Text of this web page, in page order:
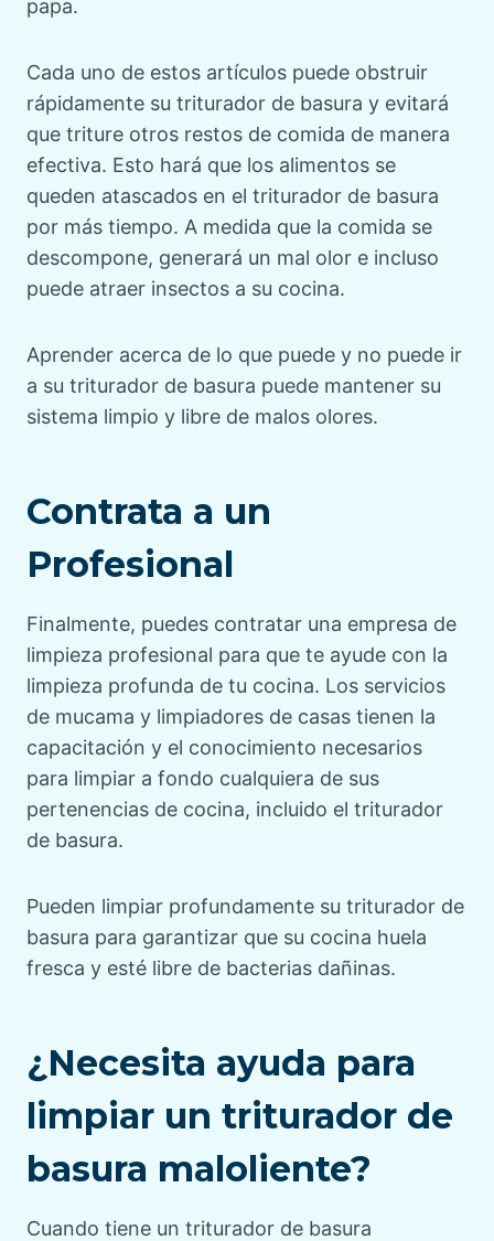
papa.
Cada uno de estos artículos puede obstruir
rápidamente su triturador de basura y evitará
que triture otros restos de comida de manera
efectiva. Esto hará que los alimentos se
queden atascados en el triturador de basura
por más tiempo. A medida que la comida se
descompone, generará un mal olor e incluso
puede atraer insectos a su cocina.
Aprender acerca de lo que puede y no puede ir
a su triturador de basura puede mantener su
sistema limpio y libre de malos olores.
Contrata a un
Profesional
Finalmente, puedes contratar una empresa de
limpieza profesional para que te ayude con la
limpieza profunda de tu cocina. Los servicios
de mucama y limpiadores de casas tienen la
capacitación y el conocimiento necesarios
para limpiar a fondo cualquiera de sus
pertenencias de cocina, incluido el triturador
de basura.
Pueden limpiar profundamente su triturador de
basura para garantizar que su cocina huela
fresca y esté libre de bacterias dañinas.
¿Necesita ayuda para
limpiar un triturador de
basura maloliente?
Cuando tiene un triturador de basura